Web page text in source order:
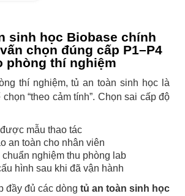
sinh học Biobase chính
chọn đúng cấp P1–P4
phòng thí nghiệm
thí nghiệm, tủ an toàn sinh học là
“theo cảm tính”. Chọn sai cấp độ
mẫu thao tác
an toàn cho nhân viên
chuẩn nghiệm thu phòng lab
hình sau khi đã vận hành
đầy đủ các dòng tủ an toàn sinh học